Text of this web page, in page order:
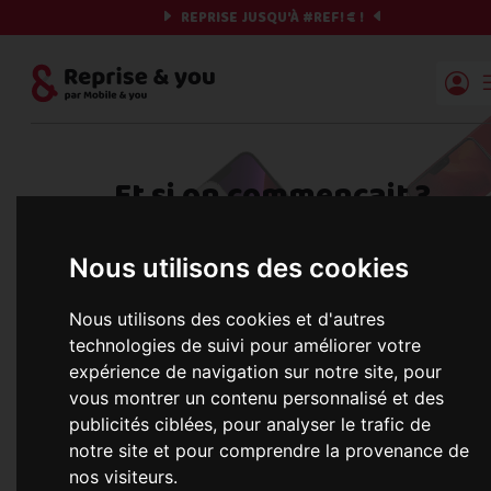
Nous utilisons des cookies
Nous utilisons des cookies et d'autres
technologies de suivi pour améliorer votre
expérience de navigation sur notre site, pour
vous montrer un contenu personnalisé et des
publicités ciblées, pour analyser le trafic de
notre site et pour comprendre la provenance de
nos visiteurs.
REPRISE JUSQU'À #REF!€ !
Reprise | Mobile & you
Et si on commençait ?
c'est parti !
Nous récupérons les meilleures
Une erreur est survenue :